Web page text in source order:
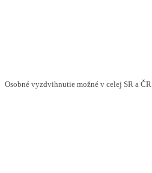
Osobné vyzdvihnutie možné v celej SR a ČR